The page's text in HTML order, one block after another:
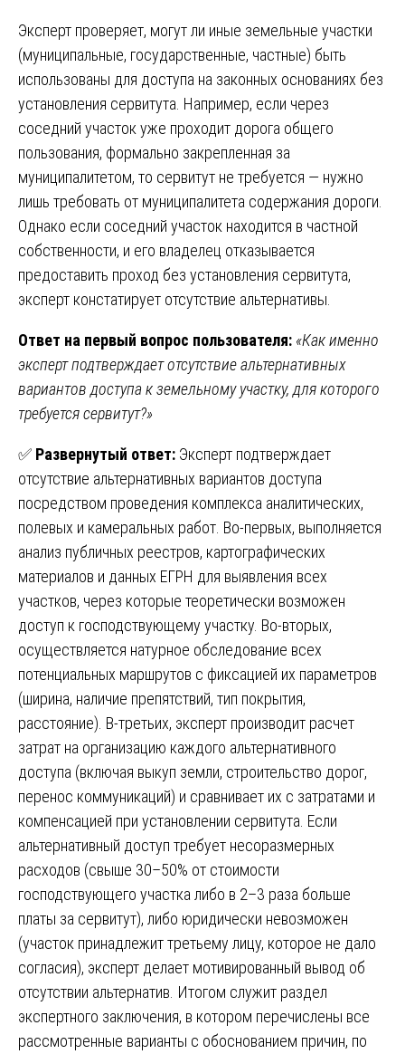
Эксперт проверяет, могут ли иные земельные участки
(муниципальные, государственные, частные) быть
использованы для доступа на законных основаниях без
установления сервитута. Например, если через
соседний участок уже проходит дорога общего
пользования, формально закрепленная за
муниципалитетом, то сервитут не требуется — нужно
лишь требовать от муниципалитета содержания дороги.
Однако если соседний участок находится в частной
собственности, и его владелец отказывается
предоставить проход без установления сервитута,
эксперт констатирует отсутствие альтернативы.
Ответ на первый вопрос пользователя: «Как именно
эксперт подтверждает отсутствие альтернативных
вариантов доступа к земельному участку, для которого
требуется сервитут?»
✅ Развернутый ответ: Эксперт подтверждает
отсутствие альтернативных вариантов доступа
посредством проведения комплекса аналитических,
полевых и камеральных работ. Во-первых, выполняется
анализ публичных реестров, картографических
материалов и данных ЕГРН для выявления всех
участков, через которые теоретически возможен
доступ к господствующему участку. Во-вторых,
осуществляется натурное обследование всех
потенциальных маршрутов с фиксацией их параметров
(ширина, наличие препятствий, тип покрытия,
расстояние). В-третьих, эксперт производит расчет
затрат на организацию каждого альтернативного
доступа (включая выкуп земли, строительство дорог,
перенос коммуникаций) и сравнивает их с затратами и
компенсацией при установлении сервитута. Если
альтернативный доступ требует несоразмерных
расходов (свыше 30–50% от стоимости
господствующего участка либо в 2–3 раза больше
платы за сервитут), либо юридически невозможен
(участок принадлежит третьему лицу, которое не дало
согласия), эксперт делает мотивированный вывод об
отсутствии альтернатив. Итогом служит раздел
экспертного заключения, в котором перечислены все
рассмотренные варианты с обоснованием причин, по